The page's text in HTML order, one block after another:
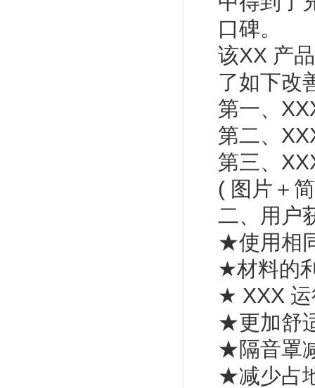
口碑。
该XX 产
了如下改
第一、
第二、
第三、
( 图片＋
二、用户
★使用相
★材料的
★ XXX 运
★更加舒
★隔音罩
★减少占